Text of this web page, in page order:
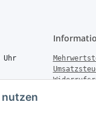
nutzen